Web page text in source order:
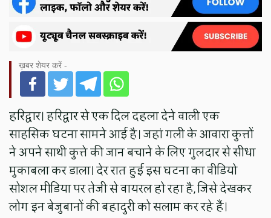
ख़बर शेयर करें -
हरिद्वार। हरिद्वार से एक दिल दहला देने वाली एक
साहसिक घटना सामने आई है। जहां गली के आवारा कुत्तों
ने अपने साथी कुत्ते की जान बचाने के लिए गुलदार से सीधा
मुकाबला कर डाला। देर रात हुई इस घटना का वीडियो
सोशल मीडिया पर तेजी से वायरल हो रहा है, जिसे देखकर
लोग इन बेजुबानों की बहादुरी को सलाम कर रहे हैं।